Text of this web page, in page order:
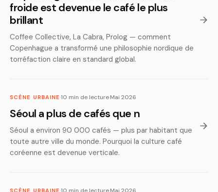
froide est devenue le café le plus
brillant
Coffee Collective, La Cabra, Prolog — comment
Copenhague a transformé une philosophie nordique de
torréfaction claire en standard global.
SCÈNE URBAINE ·10 min de lecture·Mai 2026
Séoul a plus de cafés que n
Séoul a environ 90 000 cafés — plus par habitant que
toute autre ville du monde. Pourquoi la culture café
coréenne est devenue verticale.
SCÈNE URBAINE